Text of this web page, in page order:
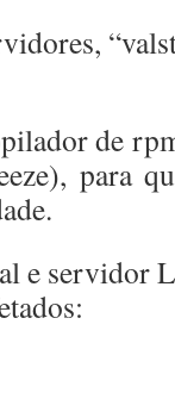
de
para
e servidor